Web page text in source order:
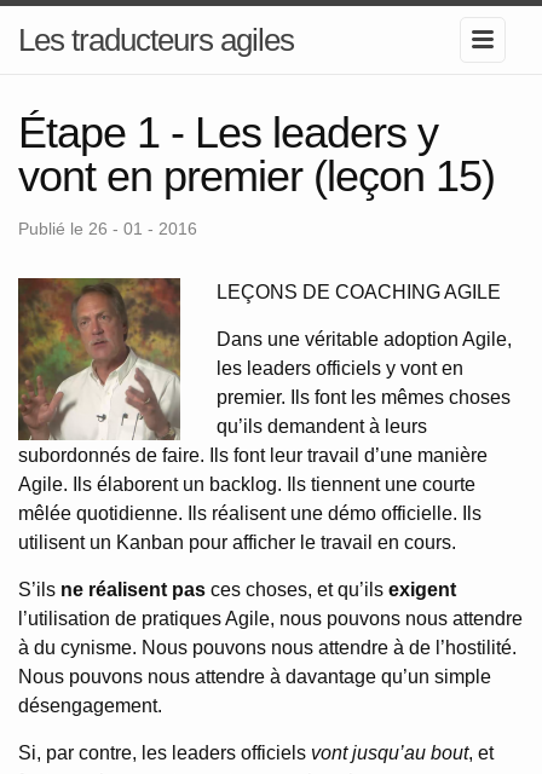
Les traducteurs agiles
Étape 1 - Les leaders y
vont en premier (leçon 15)
Publié le 26 - 01 - 2016
LEÇONS DE COACHING AGILE
Dans une véritable adoption Agile,
les leaders officiels y vont en
premier. Ils font les mêmes choses
qu’ils demandent à leurs
subordonnés de faire. Ils font leur travail d’une manière
Agile. Ils élaborent un backlog. Ils tiennent une courte
mêlée quotidienne. Ils réalisent une démo officielle. Ils
utilisent un Kanban pour afficher le travail en cours.
S’ils ne réalisent pas ces choses, et qu’ils exigent
l’utilisation de pratiques Agile, nous pouvons nous attendre
à du cynisme. Nous pouvons nous attendre à de l’hostilité.
Nous pouvons nous attendre à davantage qu’un simple
désengagement.
Si, par contre, les leaders officiels vont jusqu’au bout, et